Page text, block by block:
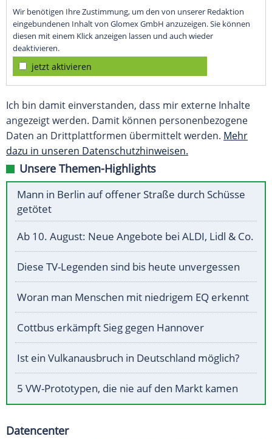
Wir benötigen Ihre Zustimmung, um den von unserer Redaktion
eingebundenen Inhalt von Glomex GmbH anzuzeigen. Sie können
diesen mit einem Klick anzeigen lassen und auch wieder
deaktivieren.
jetzt aktivieren
Ich bin damit einverstanden, dass mir externe Inhalte
angezeigt werden. Damit können personenbezogene
Daten an Drittplattformen übermittelt werden. Mehr
dazu in unseren Datenschutzhinweisen.
Unsere Themen-Highlights
Mann in Berlin auf offener Straße durch Schüsse
getötet
Ab 10. August: Neue Angebote bei ALDI, Lidl & Co.
Diese TV-Legenden sind bis heute unvergessen
Woran man Menschen mit niedrigem EQ erkennt
Cottbus erkämpft Sieg gegen Hannover
Ist ein Vulkanausbruch in Deutschland möglich?
5 VW-Prototypen, die nie auf den Markt kamen
Datencenter